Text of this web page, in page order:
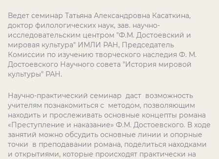
Ведет семинар Татьяна Александровна Касаткина,
доктор филологических наук, зав. научно-
исследовательским центром "Ф.М. Достоевский и
мировая культура" ИМЛИ РАН, Председатель
Комиссии по изучению творческого наследия Ф. М.
Достоевского Научного совета "История мировой
культуры" РАН.
Научно-практический семинар даст возможность
учителям познакомиться с методом, позволяющим
находить и прослеживать основные концепты романа
«Преступление и наказание» Ф.М. Достоевского. В ходе
занятий можно обсудить основные линии и опорные
точки в преподавании романа, поделиться находками
и открытиями, которые происходят практически на